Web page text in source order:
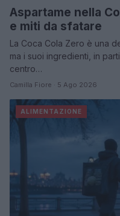
Aspartame nella
e miti da sfatare
La Coca Cola Zero è una
ma i suoi ingredienti, in
centro…
Camilla Fiore · 5 Ago 2026
ALIMENTAZIONE